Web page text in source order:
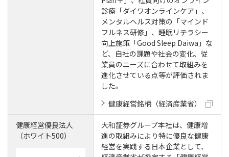
診療「ダイワオンラインケア」、
メンタルヘルス対策の「マインド
フルネス研修」、睡眠リテラシー
向上施策「Good Sleep Daiwa」な
ど、自社の課題や社会の変化、従
業員のニーズに合わせて取組みを
進化させている点等が評価されま
した。
健康経営銘柄（経済産業省）
健康経営優良法人
（ホワイト500）
大和証券グループ本社は、健康増
進の取組みにより特に優良な健康
経営を実践する日本企業として、